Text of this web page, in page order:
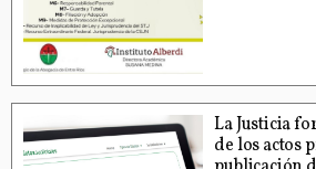
La Justicia
de los actos